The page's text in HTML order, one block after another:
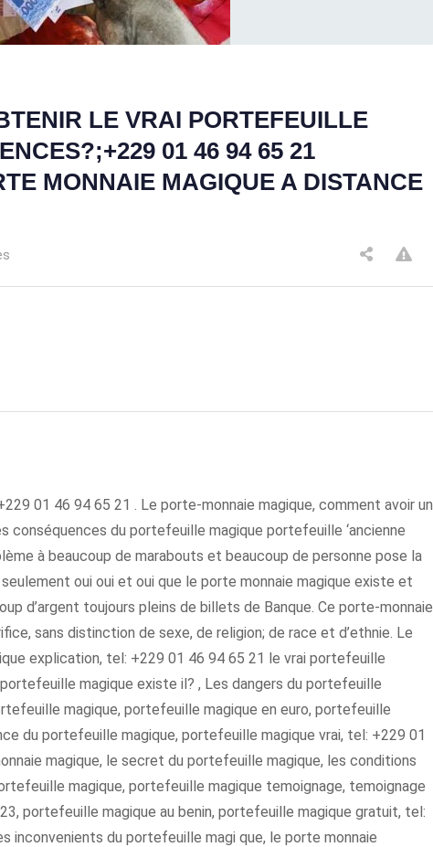
LE VRAI PORTEFEUILLE
01 46 94 65 21
MONNAIE MAGIQUE A DISTANCE
01 46 94 65 21 . Le porte-monnaie magique, comment avoir un
conséquences du portefeuille magique portefeuille ‘ancienne
à beaucoup de marabouts et beaucoup de personne pose la
oui oui et oui que le porte monnaie magique existe et
d’argent toujours pleins de billets de Banque. Ce porte-monnaie
sans distinction de sexe, de religion; de race et d’ethnie. Le
explication, tel: +229 01 46 94 65 21 le vrai portefeuille
magique existe il? , Les dangers du portefeuille
magique, portefeuille magique en euro, portefeuille
du portefeuille magique, portefeuille magique vrai, tel: +229 01
magique, le secret du portefeuille magique, les conditions
magique, portefeuille magique temoignage, temoignage
portefeuille magique au benin, portefeuille magique gratuit, tel:
inconvenients du portefeuille magi que, le porte monnaie